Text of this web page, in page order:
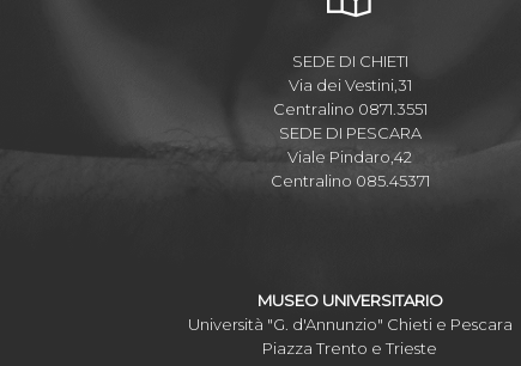
SEDE DI CHIETI
Via dei Vestini,31
Centralino 0871.3551
SEDE DI PESCARA
Viale Pindaro,42
Centralino 085.45371
MUSEO UNIVERSITARIO
Università "G. d'Annunzio" Chieti e Pescara
Piazza Trento e Trieste